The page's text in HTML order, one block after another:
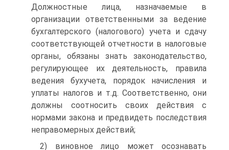
Должностные лица, назначаемые в
организации ответственными за ведение
бухгалтерского (налогового) учета и сдачу
соответствующей отчетности в налоговые
органы, обязаны знать законодательство,
регулирующее их деятельность, правила
ведения бухучета, порядок начисления и
уплаты налогов и т.д. Соответственно, они
должны соотносить своих действия с
нормами закона и предвидеть последствия
неправомерных действий;
2) виновное лицо может осознавать